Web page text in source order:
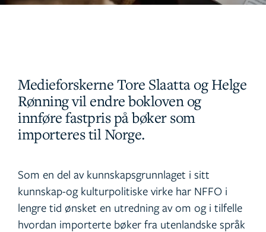
Medieforskerne Tore Slaatta og Helge
Rønning vil endre bokloven og
innføre fastpris på bøker som
importeres til Norge.
Som en del av kunnskapsgrunnlaget i sitt
kunnskap-og kulturpolitiske virke har NFFO i
lengre tid ønsket en utredning av om og i tilfelle
hvordan importerte bøker fra utenlandske språk